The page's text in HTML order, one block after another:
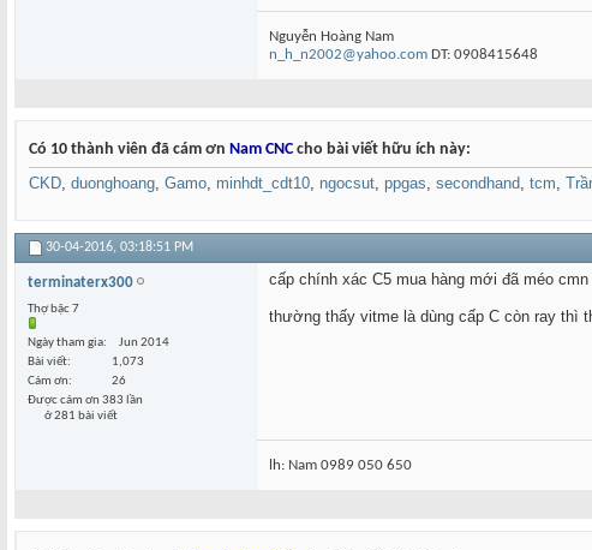
Nguyễn Hoàng Nam
n_h_n2002@yahoo.com DT: 0908415648
Có 10 thành viên đã cám ơn Nam CNC cho bài viết hữu ích này:
CKD, duonghoang, Gamo, minhdt_cdt10, ngocsut, ppgas, secondhand, tcm,
30-04-2016, 03:18:51 PM
terminaterx300
Thợ bậc 7
Ngày tham gia
Jun 2014
Bài viết
1,073
Cám ơn
26
Được cám ơn 383 lần
ở 281 bài viết
cấp chính xác C5 mua hàng mới đã méo
thường thấy vitme là dùng cấp C còn ray thì
lh: Nam 0989 050 650